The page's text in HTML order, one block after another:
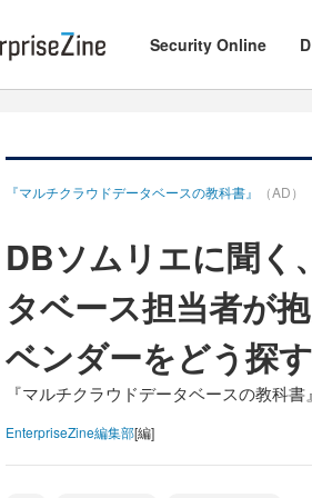
Security Online
『マルチクラウドデータベースの教科書』 （AD）
DBソムリエに聞く
タベース担当者が
ベンダーをどう探
『マルチクラウドデータベースの教科
EnterpriseZine編集部[編]